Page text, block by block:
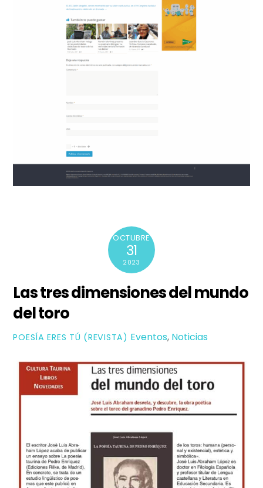
OCTUBRE
31
2023
Las tres dimensiones del mundo
del toro
POESÍ­A ERES TÚ (REVISTA) Eventos, Noticias